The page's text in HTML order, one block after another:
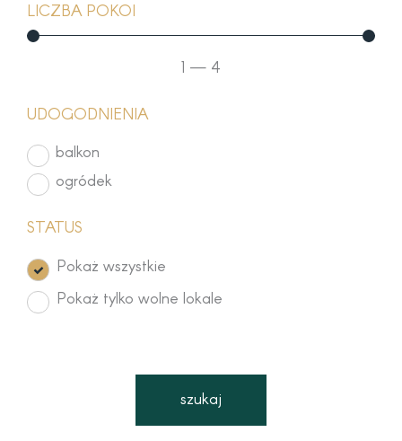
LICZBA POKOI
1 — 4
UDOGODNIENIA
balkon
ogródek
STATUS
Pokaż wszystkie
Pokaż tylko wolne lokale
szukaj